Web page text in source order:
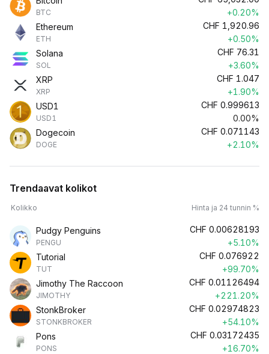
BTC
+0.20%
Ethereum
ETH
CHF 1,920.96
+0.50%
Solana
SOL
CHF 76.31
+3.60%
XRP
XRP
CHF 1.047
+1.90%
USD1
USD1
CHF 0.999613
0.00%
Dogecoin
DOGE
CHF 0.071143
+2.10%
Trendaavat kolikot
Kolikko Hinta ja 24 tunnin %
Pudgy Penguins
PENGU
CHF 0.00628193
+5.10%
Tutorial
TUT
CHF 0.076922
+99.70%
Jimothy The Raccoon
JIMOTHY
CHF 0.01126494
+221.20%
StonkBroker
STONKBROKER
CHF 0.02974823
+54.10%
Pons
PONS
CHF 0.03172435
+16.70%